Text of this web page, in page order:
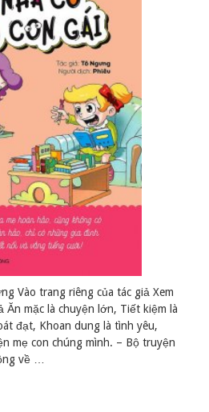
Vào trang riêng của tác giả Xem
Ăn mặc là chuyện lớn, Tiết kiệm là
đạt, Khoan dung là tình yêu,
mẹ con chúng mình. – Bộ truyện
về …